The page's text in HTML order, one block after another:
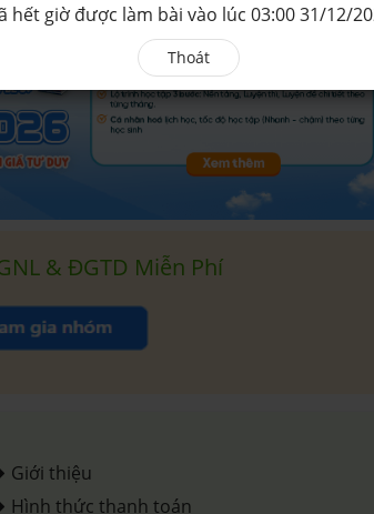
& ĐGTD Miễn Phí
Giới thiệu
Hình thức thanh toán
hết giờ được làm bài vào lúc 03:00 31/12/
Thoát